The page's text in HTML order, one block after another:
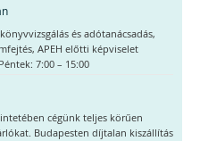
és adótanácsadás,
APEH előtti képviselet
7:00 – 15:00
cégünk teljes körűen
Budapesten díjtalan kiszállítás